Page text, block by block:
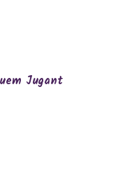
Jugant